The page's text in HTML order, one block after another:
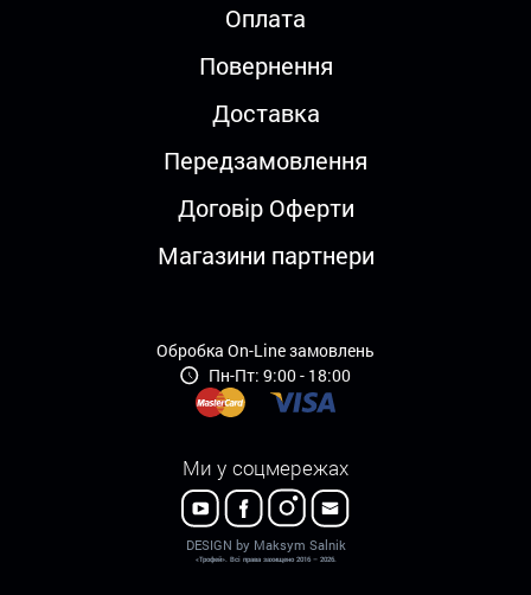
Оплата
Повернення
Доставка
Передзамовлення
Договір Оферти
Магазини партнери
Обробка On-Line замовлень
Пн-Пт: 9:00 - 18:00
Ми у соцмережах
DESIGN by Maksym Salnik
«Трофей». Всі права захищено 2016 – 2026.